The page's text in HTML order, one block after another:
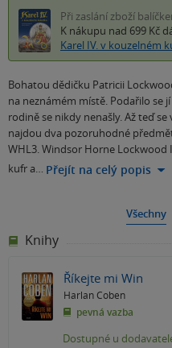
Při zaslání zboží
K nákupu nad 699 Kč
Karel IV. v kouzelném
Bohatou dědičku Patricii
na neznámém místě. Podařilo se
rodině se nikdy nenašly. Až teď
najdou dva pozoruhodné
WHL3. Windsor Horne Lockwood
kufr a… Přejít na celý popis
Všechny
Knihy
Říkejte mi Win
Harlan Coben
pevná vazba
Dostupné u